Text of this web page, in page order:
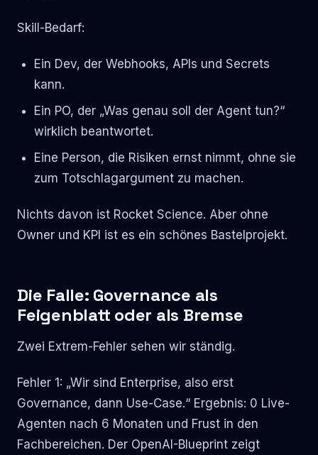
Skill-Bedarf:
Ein Dev, der Webhooks, APIs und Secrets
kann.
Ein PO, der „Was genau soll der Agent tun?“
wirklich beantwortet.
Eine Person, die Risiken ernst nimmt, ohne sie
zum Totschlagargument zu machen.
Nichts davon ist Rocket Science. Aber ohne
Owner und KPI ist es ein schönes Bastelprojekt.
Die Falle: Governance als
Feigenblatt oder als Bremse
Zwei Extrem-Fehler sehen wir ständig.
Fehler 1: „Wir sind Enterprise, also erst
Governance, dann Use-Case.“ Ergebnis: 0 Live-
Agenten nach 6 Monaten und Frust in den
Fachbereichen. Der OpenAI-Blueprint zeigt